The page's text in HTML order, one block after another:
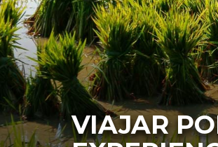
VIAJAR